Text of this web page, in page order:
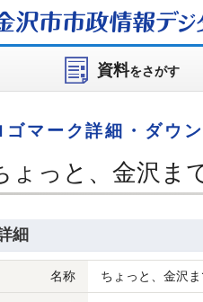
沢市市政情報デジ
資料をさがす
ゴマーク詳細・ダウ
ょっと、金沢ま
細
名称 ちょっと、金沢